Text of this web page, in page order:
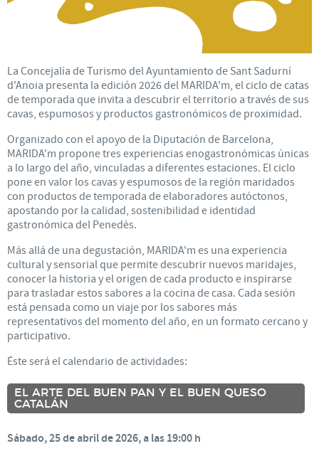
La Concejalía de Turismo del Ayuntamiento de Sant Sadurní
d'Anoia presenta la edición 2026 del MARIDA'm, el ciclo de catas
de temporada que invita a descubrir el territorio a través de sus
cavas, espumosos y productos gastronómicos de proximidad.
Organizado con el apoyo de la Diputación de Barcelona, ​​
MARIDA'm propone tres experiencias enogastronómicas únicas
a lo largo del año, vinculadas a diferentes estaciones. El ciclo
pone en valor los cavas y espumosos de la región maridados
con productos de temporada de elaboradores autóctonos,
apostando por la calidad, sostenibilidad e identidad
gastronómica del Penedès.
Más allá de una degustación, MARIDA'm es una experiencia
cultural y sensorial que permite descubrir nuevos maridajes,
conocer la historia y el origen de cada producto e inspirarse
para trasladar estos sabores a la cocina de casa. Cada sesión
está pensada como un viaje por los sabores más
representativos del momento del año, en un formato cercano y
participativo.
Éste será el calendario de actividades:
EL ARTE DEL BUEN PAN Y EL BUEN QUESO
CATALÁN
Sábado, 25 de abril de 2026, a las 19:00 h